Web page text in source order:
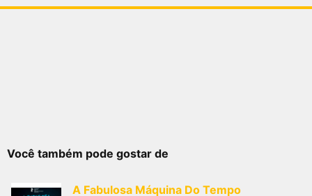
Você também pode gostar de
A Fabulosa Máquina Do Tempo